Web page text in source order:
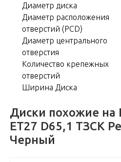
Диаметр диска
Диаметр расположения
отверстий (PCD)
Диаметр центрального
отверстия
Количество крепежных
отверстий
Ширина Диска
Диски похожие на
ET27 D65,1 ТЗСК
Черный